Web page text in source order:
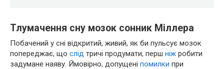
Тлумачення сну мозок сонник Міллера
Побачений у сні відкритий, живий, як би пульсує мозок
попереджає, що слід тричі продумати, перш ніж робити
задумане наяву. Ймовірно, допущені помилки при